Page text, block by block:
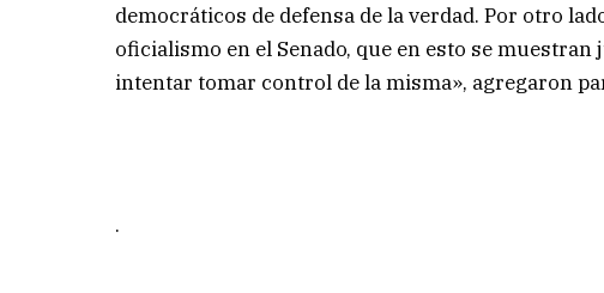
democráticos de defensa de la verdad. Por otro
oficialismo en el Senado, que en esto se
intentar tomar control de la misma», agregaron
.